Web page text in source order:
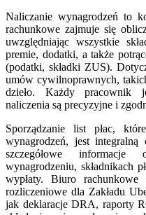
Naliczanie wynagrodzeń to
rachunkowe zajmuje się
uwzględniając wszystkie
premie, dodatki, a także
(podatki, składki ZUS).
umów cywilnoprawnych,
dzieło. Każdy pracownik
naliczenia są precyzyjne i
Sporządzanie list płac,
wynagrodzeń, jest integralną
szczegółowe
wynagrodzeniu, składnikach
wypłaty. Biuro rachunkowe
rozliczeniowe dla Zakładu
jak deklaracje DRA, raporty